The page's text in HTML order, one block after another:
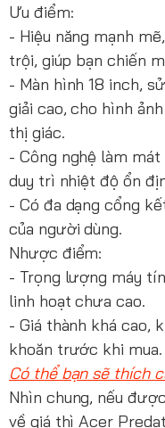
Ưu điểm:
- Hiệu năng mạnh
trội, giúp bạn chiến
- Màn hình 18 inch,
giải cao, cho hình
thị giác.
- Công nghệ làm
duy trì nhiệt độ ổn
- Có đa dạng cổng
của người dùng.
Nhược điểm:
- Trọng lượng máy
linh hoạt chưa cao.
- Giá thành khá cao,
khoăn trước khi mua.
Có thể bạn sẽ thích
Nhìn chung, nếu
về giá thì Acer